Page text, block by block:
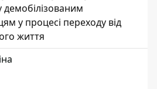
демобілізованим
у процесі переходу від
життя